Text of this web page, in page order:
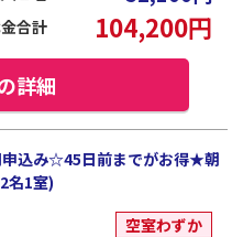
合計 104,200円
詳細
込み☆45日前までがお得★朝
名1室)
空室わずか